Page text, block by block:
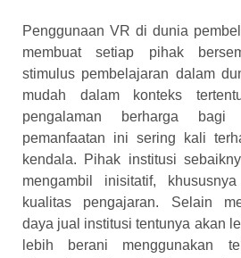
Penggunaan VR di dunia
membuat setiap pihak
stimulus pembelajaran dalam
mudah dalam konteks
pengalaman berharga
pemanfaatan ini sering kali
kendala. Pihak institusi
mengambil inisitatif,
kualitas pengajaran. Selain
daya jual institusi tentunya akan
lebih berani menggunakan